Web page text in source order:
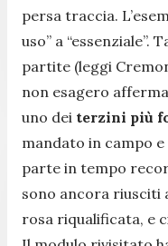
persa traccia.
uso” a “essenziale”.
partite (leggi
non esagero
uno dei terzini più
mandato in campo
parte in tempo
sono ancora riusciti
rosa riqualificata, e